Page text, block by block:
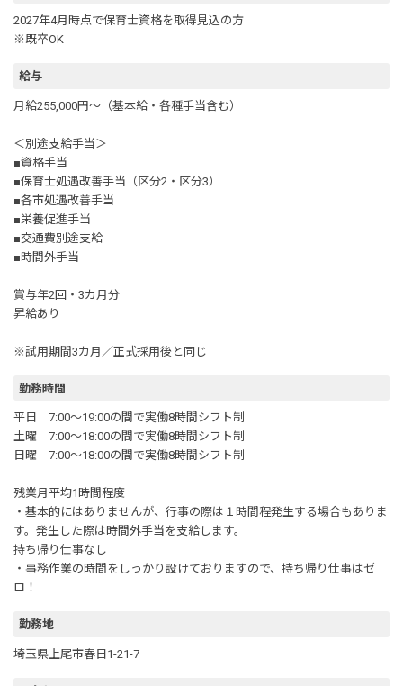
2027年4月時点で保育士資格を取得見込の方
※既卒OK
給与
月給255,000円～（基本給・各種手当含む）
＜別途支給手当＞
■資格手当
■保育士処遇改善手当（区分2・区分3）
■各市処遇改善手当
■栄養促進手当
■交通費別途支給
■時間外手当
賞与年2回・3カ月分
昇給あり
※試用期間3カ月／正式採用後と同じ
勤務時間
平日 7:00～19:00の間で実働8時間シフト制
土曜 7:00～18:00の間で実働8時間シフト制
日曜 7:00～18:00の間で実働8時間シフト制
残業月平均1時間程度
・基本的にはありませんが、行事の際は１時間程発生する場合もありま
す。発生した際は時間外手当を支給します。
持ち帰り仕事なし
・事務作業の時間をしっかり設けておりますので、持ち帰り仕事はゼ
ロ！
勤務地
埼玉県上尾市春日1-21-7